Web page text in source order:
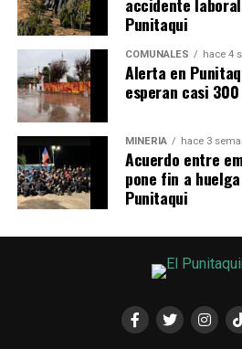
accidente
Punitaqui
COMUNALES hace 4
Alerta en
esperan casi
MINERÍA hace 3
Acuerdo entre
pone fin a
Punitaqui